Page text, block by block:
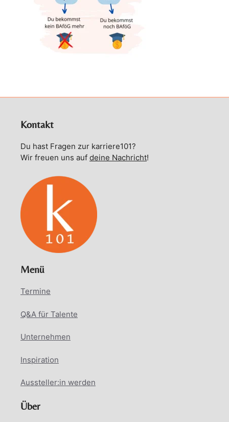
Kontakt
Du hast Fragen zur karriere101?
Wir freuen uns auf deine Nachricht!
Menü
Termine
Q&A für Talente
Unternehmen
Inspiration
Aussteller:in werden
Über